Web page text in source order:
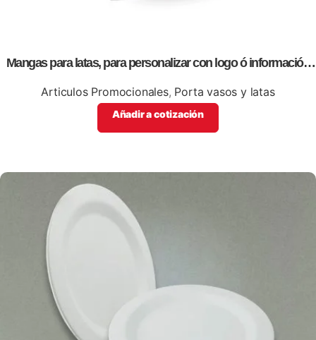
Mangas para latas, para personalizar con logo ó información
Articulos Promocionales, Porta vasos y latas
Añadir a cotización